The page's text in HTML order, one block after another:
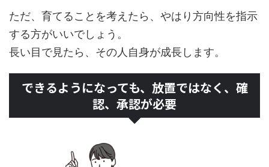
ただ、育てることを考えたら、やはり方向性を指示
する方がいいでしょう。
長い目で見たら、その人自身が成長します。
できるようになっても、放置ではなく、確
認、承認が必要